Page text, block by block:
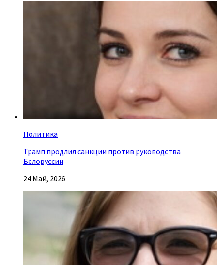
Политика
Трамп продлил санкции против руководства
Белоруссии
24 Май, 2026